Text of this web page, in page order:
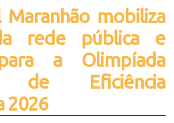
Maranhão mobiliza
rede pública e
a Olimpíada
de Eficiência
2026